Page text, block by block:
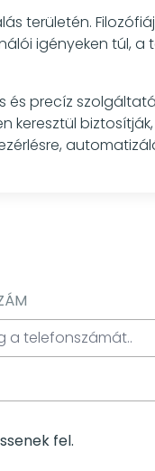
területén.
igényeken túl, a
precíz
keresztül